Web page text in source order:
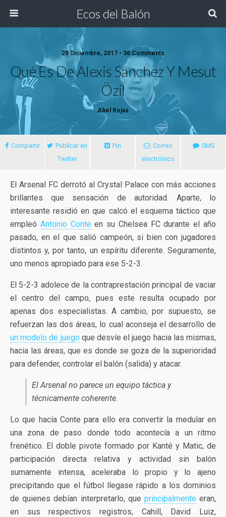
Ecos del Balón
29 Diciembre, 2017 • 36 Comments
Qué Es De Alexis Sánchez Y Mesut
Özil
Abel Rojas
Compartir
Publicar en
Twitter
Pin
Correo
electrónico
SMS
El Arsenal FC derrotó al Crystal Palace con más acciones
brillantes que sensación de autoridad. Aparte, lo
interesante residió en que calcó el esquema táctico que
empleó Antonio Conte en su Chelsea FC durante el año
pasado, en el que salió campeón,si bien con jugadores
distintos y, por tanto, un espíritu diferente. Seguramente,
uno menos apropiado para ese 5-2-3.
El 5-2-3 adolece de la contraprestación principal de vaciar
el centro del campo, pues este resulta ocupado por
apenas dos especialistas. A cambio, por supuesto, se
refuerzan las dos áreas, lo cual aconseja el desarrollo de
un modelo de juego que desvíe el juego hacia las mismas,
hacia las áreas, que es donde se goza de la superioridad
para defender, controlar el balón (salida) y atacar.
El Arsenal no parece un equipo táctica y
técnicamente coherente.
Lo que hacía Conte para ello era convertir la medular en
una zona de paso donde todo acontecía a un ritmo
frenético. El doble pivote formado por Kanté y Matic, de
participación directa relativa y actividad sin balón
sumamente intensa, aceleraba lo propio y lo ajeno
precipitando que el fútbol llegase rápido a los dominios
de quienes debían interpretarlo, que principalmente eran,
en sus respectivos registros, Cahill, David Luiz,